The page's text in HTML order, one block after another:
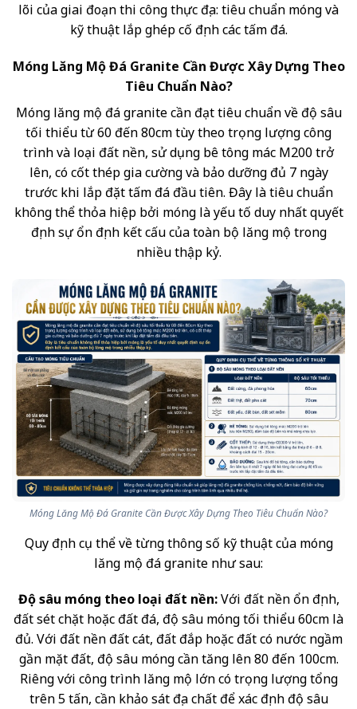
lõi của giai đoạn thi công thực địa: tiêu chuẩn móng và
kỹ thuật lắp ghép cố định các tấm đá.
Móng Lăng Mộ Đá Granite Cần Được Xây Dựng Theo
Tiêu Chuẩn Nào?
Móng lăng mộ đá granite cần đạt tiêu chuẩn về độ sâu
tối thiểu từ 60 đến 80cm tùy theo trọng lượng công
trình và loại đất nền, sử dụng bê tông mác M200 trở
lên, có cốt thép gia cường và bảo dưỡng đủ 7 ngày
trước khi lắp đặt tấm đá đầu tiên. Đây là tiêu chuẩn
không thể thỏa hiệp bởi móng là yếu tố duy nhất quyết
định sự ổn định kết cấu của toàn bộ lăng mộ trong
nhiều thập kỷ.
Móng Lăng Mộ Đá Granite Cần Được Xây Dựng Theo Tiêu Chuẩn Nào?
Quy định cụ thể về từng thông số kỹ thuật của móng
lăng mộ đá granite như sau:
Độ sâu móng theo loại đất nền:Với đất nền ổn định,
đất sét chặt hoặc đất đá, độ sâu móng tối thiểu 60cm là
đủ. Với đất nền đất cát, đất đắp hoặc đất có nước ngầm
gần mặt đất, độ sâu móng cần tăng lên 80 đến 100cm.
Riêng với công trình lăng mộ lớn có trọng lượng tổng
trên 5 tấn, cần khảo sát địa chất để xác định độ sâu